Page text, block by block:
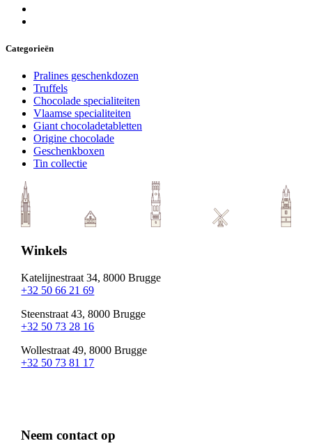
Categorieën
Pralines geschenkdozen
Truffels
Chocolade specialiteiten
Vlaamse specialiteiten
Giant chocoladetabletten
Origine chocolade
Geschenkboxen
Tin collectie
Winkels
Katelijnestraat 34, 8000 Brugge
+32 50 66 21 69
Steenstraat 43, 8000 Brugge
+32 50 73 28 16
Wollestraat 49, 8000 Brugge
+32 50 73 81 17
Neem contact op